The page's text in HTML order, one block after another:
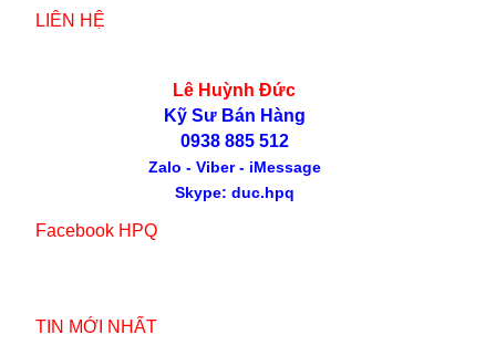
LIÊN HỆ
Lê Huỳnh Đức
Kỹ Sư Bán Hàng
0938 885 512
Zalo - Viber - iMessage
Skype: duc.hpq
Facebook HPQ
TIN MỚI NHẤT